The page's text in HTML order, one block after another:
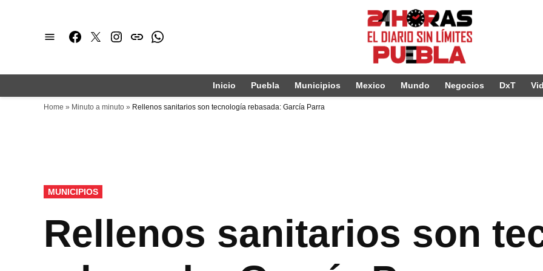
Facebook
TwitterInstagram
issuuWhatsapp
Inicio Puebla Municipios Mexico Mundo Negocios DxT
Home » Minuto a minuto » Rellenos sanitarios son tecnología rebasada: García Parra
PUBLICADO
EN
MUNICIPIOS
Rellenos sanitarios son